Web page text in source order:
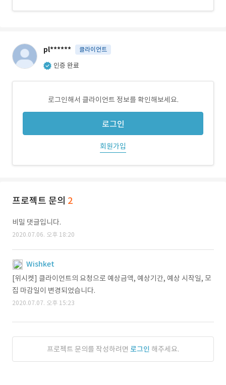
pl****** 클라이언트
인증 완료
로그인해서 클라이언트 정보를 확인해보세요.
로그인
회원가입
프로젝트 문의 2
비밀 댓글입니다.
2020.07.06. 오후 18:20
Wishket
[위시켓] 클라이언트의 요청으로 예상금액, 예상기간, 예상 시작일, 모
집 마감일이 변경되었습니다.
2020.07.07. 오후 15:23
프로젝트 문의를 작성하려면 로그인 해주세요.